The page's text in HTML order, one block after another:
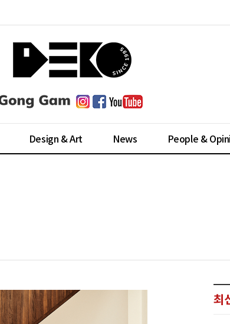
Design & Art News People &
최